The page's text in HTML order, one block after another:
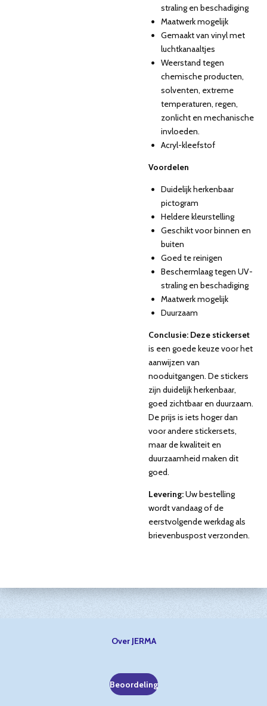
straling en beschadiging
Maatwerk mogelijk
Gemaakt van vinyl met
luchtkanaaltjes
Weerstand tegen
chemische producten,
solventen, extreme
temperaturen, regen,
zonlicht en mechanische
invloeden.
Acryl-kleefstof
Voordelen
Duidelijk herkenbaar
pictogram
Heldere kleurstelling
Geschikt voor binnen en
buiten
Goed te reinigen
Beschermlaag tegen UV-
straling en beschadiging
Maatwerk mogelijk
Duurzaam
Conclusie: Deze stickerset
is een goede keuze voor het
aanwijzen van
nooduitgangen. De stickers
zijn duidelijk herkenbaar,
goed zichtbaar en duurzaam.
De prijs is iets hoger dan
voor andere stickersets,
maar de kwaliteit en
duurzaamheid maken dit
goed.
Levering:Uw bestelling
wordt vandaag of de
eerstvolgende werkdag als
brievenbuspost verzonden.
Over JERMA
Beoordeling